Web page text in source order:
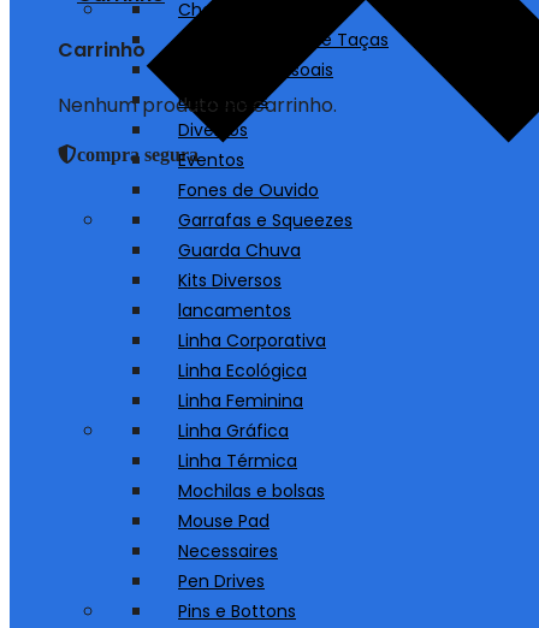
Carrinho
Nenhum produto no carrinho.
compra segura
Chaveiros
Copos, Canecas e Taças
Cuidados Pessoais
Destaques
Diversos
Eventos
Fones de Ouvido
Garrafas e Squeezes
Guarda Chuva
Kits Diversos
lancamentos
Linha Corporativa
Linha Ecológica
Linha Feminina
Linha Gráfica
Linha Térmica
Mochilas e bolsas
Mouse Pad
Necessaires
Pen Drives
Pins e Bottons